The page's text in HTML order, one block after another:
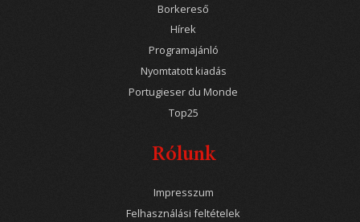
Borkereső
Hírek
Programajánló
Nyomtatott kiadás
Portugieser du Monde
Top25
Rólunk
Impresszum
Felhasználási feltételek